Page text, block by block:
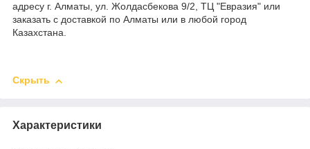
адресу г. Алматы, ул. Жолдасбекова 9/2, ТЦ "Евразия" или
заказать с доставкой по Алматы или в любой город
Казахстана.
Скрыть
Характеристики